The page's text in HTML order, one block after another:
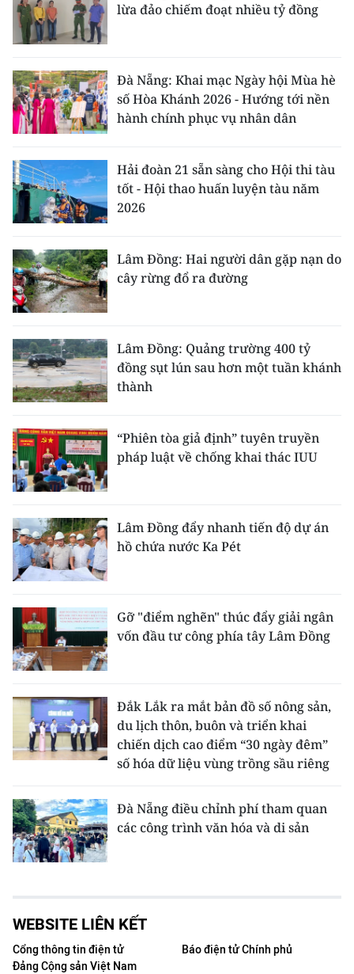
lừa đảo chiếm đoạt nhiều tỷ đồng
Đà Nẵng: Khai mạc Ngày hội Mùa hè
số Hòa Khánh 2026 - Hướng tới nền
hành chính phục vụ nhân dân
Hải đoàn 21 sẵn sàng cho Hội thi tàu
tốt - Hội thao huấn luyện tàu năm
2026
Lâm Đồng: Hai người dân gặp nạn do
cây rừng đổ ra đường
Lâm Đồng: Quảng trường 400 tỷ
đồng sụt lún sau hơn một tuần khánh
thành
“Phiên tòa giả định” tuyên truyền
pháp luật về chống khai thác IUU
Lâm Đồng đẩy nhanh tiến độ dự án
hồ chứa nước Ka Pét
Gỡ "điểm nghẽn" thúc đẩy giải ngân
vốn đầu tư công phía tây Lâm Đồng
Đắk Lắk ra mắt bản đồ số nông sản,
du lịch thôn, buôn và triển khai
chiến dịch cao điểm “30 ngày đêm”
số hóa dữ liệu vùng trồng sầu riêng
Đà Nẵng điều chỉnh phí tham quan
các công trình văn hóa và di sản
WEBSITE LIÊN KẾT
Cổng thông tin điện tử
Đảng Cộng sản Việt Nam
Báo điện tử Chính phủ